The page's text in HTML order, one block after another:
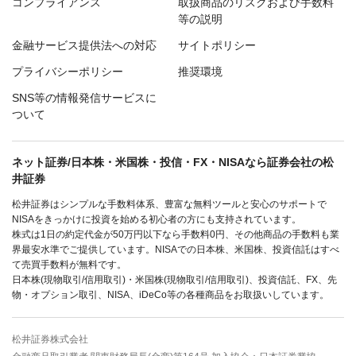
コンプライアンス
取扱商品のリスクおよび手数料
等の説明
金融サービス提供法への対応 サイトポリシー
プライバシーポリシー 推奨環境
SNS等の情報発信サービスに
ついて
ネット証券/日本株・米国株・投信・FX・NISAなら証券会社の松
井証券
松井証券はシンプルな手数料体系、豊富な無料ツールと安心のサポートで
NISAをきっかけに投資を始める初心者の方にも支持されています。
株式は1日の約定代金が50万円以下なら手数料0円、その他商品の手数料も業
界最安水準でご提供しています。NISAでの日本株、米国株、投資信託はすべ
て売買手数料が無料です。
日本株(現物取引/信用取引)・米国株(現物取引/信用取引)、投資信託、FX、先
物・オプション取引、NISA、iDeCo等の各種商品をお取扱いしています。
松井証券株式会社